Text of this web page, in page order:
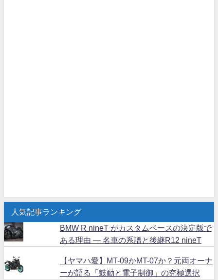
人気記事ランキング
BMW R nineT がカスタムベースの決定版で
ある理由 ― 名車の系譜と後継R12 nineT
【ヤマハ愛】MT-09かMT-07か？元両オーナ
ーが語る「鼓動と電子制御」の究極選択